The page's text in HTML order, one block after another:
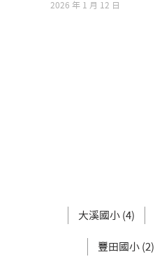
2026 年 1 月 12 日
大溪國小 (4)
豐田國小 (2)